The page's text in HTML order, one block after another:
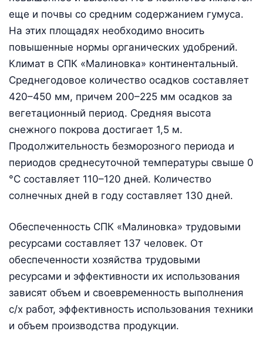
еще и почвы со средним содержанием гумуса.
На этих площадях необходимо вносить
повышенные нормы органических удобрений.
Климат в СПК «Малиновка» континентальный.
Среднегодовое количество осадков составляет
420–450 мм, причем 200–225 мм осадков за
вегетационный период. Средняя высота
снежного покрова достигает 1,5 м.
Продолжительность безморозного периода и
периодов среднесуточной температуры свыше 0
°С составляет 110–120 дней. Количество
солнечных дней в году составляет 130 дней.
Обеспеченность СПК «Малиновка» трудовыми
ресурсами составляет 137 человек. От
обеспеченности хозяйства трудовыми
ресурсами и эффективности их использования
зависят объем и своевременность выполнения
с/х работ, эффективность использования техники
и объем производства продукции.